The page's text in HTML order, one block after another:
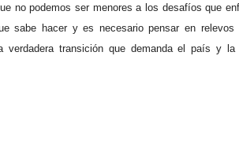
no podemos ser menores a los desafíos que
sabe hacer y es necesario pensar en relevos
transición que demanda el país y la